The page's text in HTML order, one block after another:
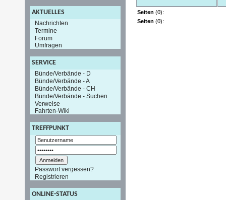
AKTUELLES
Nachrichten
Termine
Forum
Umfragen
SERVICE
Bünde/Verbände - D
Bünde/Verbände - A
Bünde/Verbände - CH
Bünde/Verbände - Suchen
Verweise
Fahrten-Wiki
TREFFPUNKT
Passwort vergessen?
Registrieren
ONLINE-STATUS
Seiten (0):
Seiten (0):